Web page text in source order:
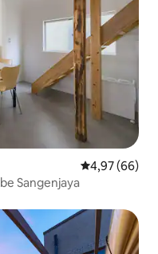
4,97 av 5 i
4,97 (66)
Sangenjaya